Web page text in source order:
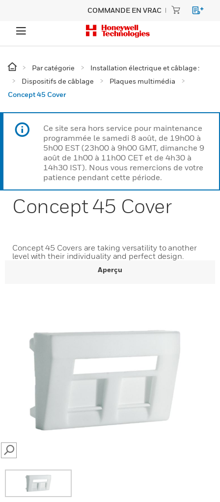
COMMANDE EN VRAC
Par catégorie
Installation électrique et câblage :
Dispositifs de câblage
Plaques multimédia
Concept 45 Cover
Ce site sera hors service pour maintenance
programmée le samedi 8 août, de 19h00 à
5h00 EST (23h00 à 9h00 GMT, dimanche 9
août de 1h00 à 11h00 CET et de 4h30 à
14h30 IST). Nous vous remercions de votre
patience pendant cette période.
Concept 45 Cover
Concept 45 Covers are taking versatility to another
level with their individuality and perfect design.
Aperçu
SEARCH